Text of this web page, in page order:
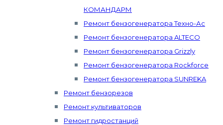
КОМАНДАРМ
Ремонт бензогенератора Техно-Ас
Ремонт бензогенератора ALTECO
Ремонт бензогенератора Grizzly
Ремонт бензогенератора Rockforce
Ремонт бензогенератора SUNREKA
Ремонт бензорезов
Ремонт культиваторов
Ремонт гидростанций